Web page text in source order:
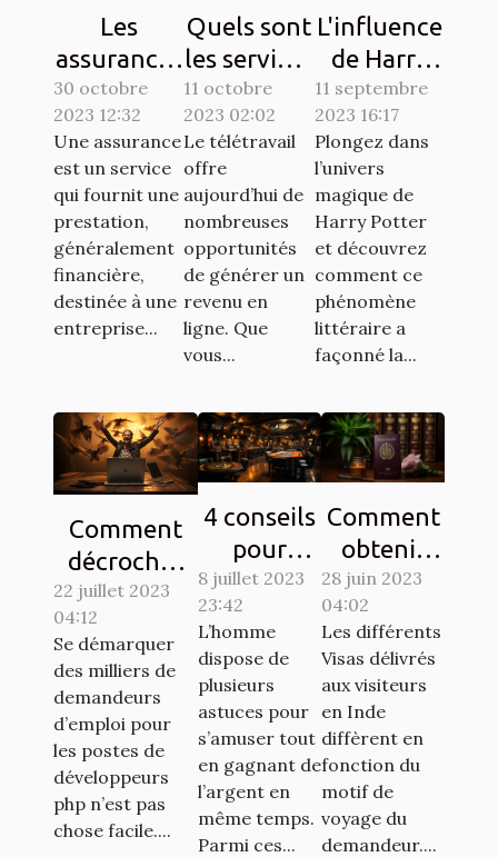
Les
assurances
à souscrire
en France :
lesquelles
sont
exigées ?
30 octobre
2023 12:32
Une assurance
est un service
qui fournit une
prestation,
généralement
financière,
destinée à une
entreprise...
Quels sont
les services
en ligne
pour se
faire de
l'argent en
télétravail
?
11 octobre
2023 02:02
Le télétravail
offre
aujourd’hui de
nombreuses
opportunités
de générer un
revenu en
ligne. Que
vous...
L'influence
de Harry
Potter sur
la culture
populaire à
travers les
chasses au
trésor
11 septembre
2023 16:17
Plongez dans
l’univers
magique de
Harry Potter
et découvrez
comment ce
phénomène
littéraire a
façonné la...
Comment
décrocher
son emploi
de rêve en
tant que
développeur
PHP ?
22 juillet 2023
04:12
Se démarquer
des milliers de
demandeurs
d’emploi pour
les postes de
développeurs
php n’est pas
chose facile....
4 conseils
pour
gagner au
jeu de
casino
aviator
8 juillet 2023
23:42
L’homme
dispose de
plusieurs
astuces pour
s’amuser tout
en gagnant de
l’argent en
même temps.
Parmi ces...
Comment
obtenir
son visa
pour
l’inde ?
28 juin 2023
04:02
Les différents
Visas délivrés
aux visiteurs
en Inde
diffèrent en
fonction du
motif de
voyage du
demandeur....